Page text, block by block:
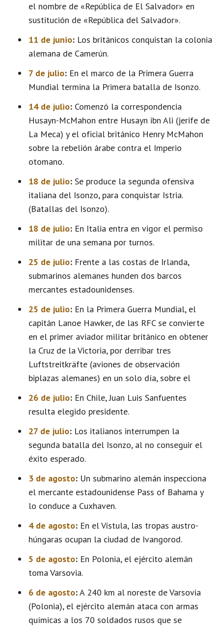
el nombre de «República de El Salvador» en
sustitución de «República del Salvador».
11 de junio: Los británicos conquistan la colonia
alemana de Camerún.
7 de julio: En el marco de la Primera Guerra
Mundial termina la Primera batalla de Isonzo.
14 de julio: Comenzó la correspondencia
Husayn-McMahon entre Husayn ibn Ali (jerife de
La Meca) y el oficial británico Henry McMahon
sobre la rebelión árabe contra el Imperio
otomano.
18 de julio: Se produce la segunda ofensiva
italiana del Isonzo, para conquistar Istria.
(Batallas del Isonzo).
18 de julio: En Italia entra en vigor el permiso
militar de una semana por turnos.
25 de julio: Frente a las costas de Irlanda,
submarinos alemanes hunden dos barcos
mercantes estadounidenses.
25 de julio: En la Primera Guerra Mundial, el
capitán Lanoe Hawker, de las RFC se convierte
en el primer aviador militar británico en obtener
la Cruz de la Victoria, por derribar tres
Luftstreitkräfte (aviones de observación
biplazas alemanes) en un solo día, sobre el
26 de julio: En Chile, Juan Luis Sanfuentes
resulta elegido presidente.
27 de julio: Los italianos interrumpen la
segunda batalla del Isonzo, al no conseguir el
éxito esperado.
3 de agosto: Un submarino alemán inspecciona
el mercante estadounidense Pass of Bahama y
lo conduce a Cuxhaven.
4 de agosto: En el Vístula, las tropas austro-
húngaras ocupan la ciudad de Ivangorod.
5 de agosto: En Polonia, el ejército alemán
toma Varsovia.
6 de agosto:A 240 km al noreste de Varsovia
(Polonia), el ejército alemán ataca con armas
químicas a los 70 soldados rusos que se